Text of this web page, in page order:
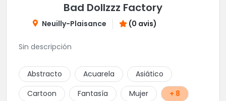
Bad Dollzzz Factory
Neuilly-Plaisance (0 avis)
Sin descripción
Abstracto Acuarela
Asiático
Cartoon
Fantasía Mujer + 8